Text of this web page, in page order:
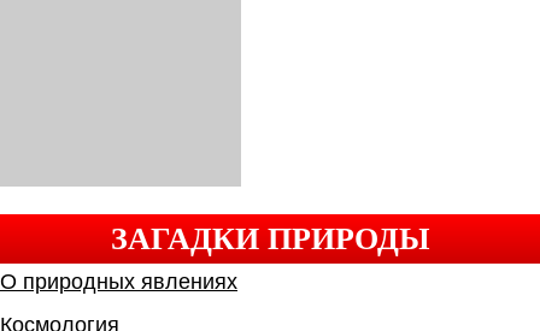
ЗАГАДКИ ПРИРОДЫ
О природных явлениях
Космология